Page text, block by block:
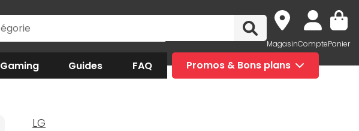
MagasinComptePanier
Gaming Guides FAQ Promos & Bons plans
LG